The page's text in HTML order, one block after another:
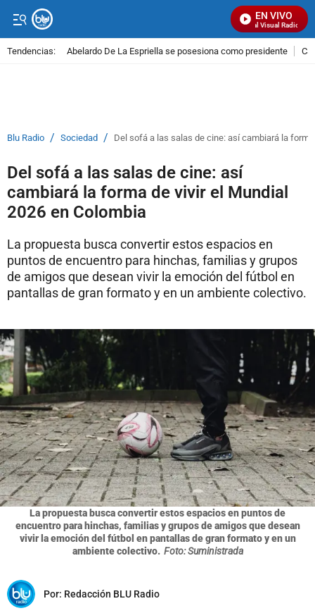
EN VIVO
Señal Visual Radio
Tendencias: Abelardo De La Espriella se posesiona como presidente
Blu Radio / Sociedad / Del sofá a las salas de cine: así cambiará la
Del sofá a las salas de cine: así
cambiará la forma de vivir el Mundial
2026 en Colombia
La propuesta busca convertir estos espacios en
puntos de encuentro para hinchas, familias y grupos
de amigos que desean vivir la emoción del fútbol en
pantallas de gran formato y en un ambiente colectivo.
La propuesta busca convertir estos espacios en puntos de
encuentro para hinchas, familias y grupos de amigos que desean
vivir la emoción del fútbol en pantallas de gran formato y en un
ambiente colectivo. Foto: Suministrada
Por: Redacción BLU Radio